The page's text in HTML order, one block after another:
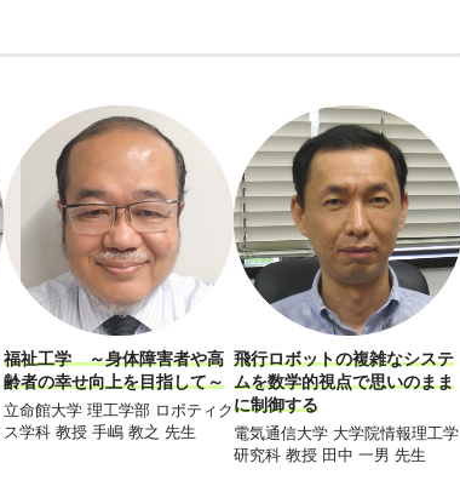
福祉工学 ～身体障害者や高
齢者の幸せ向上を目指して～
立命館大学 理工学部 ロボティク
ス学科 教授 手嶋 教之 先生
飛行ロボットの複雑なシステ
ムを数学的視点で思いのまま
に制御する
電気通信大学 大学院情報理工学
研究科 教授 田中 一男 先生